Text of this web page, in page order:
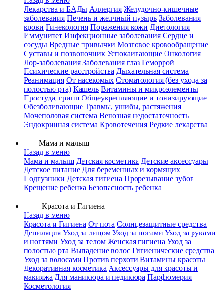
Лекарства и БАДы Аллергия Желудочно-кишечные
заболевания Печень и желчный пузырь Заболевания
крови Гинекология Поражения кожи Диетология
Иммунитет Инфекционные заболевания Сердце и
сосуды Вредные привычки Мозговое кровообращение
Суставы и позвоночник Успокаивающие Онкология
Лор-заболевания Заболевания глаз Геморрой
Психические расстройства Дыхательная система
Реанимация От насекомых Стоматология (без ухода за
полостью рта) Кашель Витамины и микроэлементы
Простуда, грипп Общеукрепляющие и тонизирующие
Обезболивающие Травмы, ушибы, растяжения
Мочеполовая система Венозная недостаточность
Эндокринная система Кровотечения Редкие лекарства
Мама и малыш
Назад в меню
Мама и малыш Детская косметика Детские аксессуары
Детское питание Для беременных и кормящих
Подгузники Детская гигиена Прорезывание зубов
Крещение ребенка Безопасность ребенка
Красота и Гигиена
Назад в меню
Красота и Гигиена От пота Солнцезащитные средства
Депиляция Уход за лицом Уход за ногами Уход за руками
и ногтями Уход за телом Женская гигиена Уход за
полостью рта Выпадение волос Гигиенические средства
Уход за волосами Против перхоти Витамины красоты
Декоративная косметика Аксессуары для красоты и
макияжа Для маникюра и педикюра Парфюмерия
Косметология